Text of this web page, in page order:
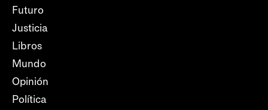
Futuro
Justicia
Libros
Mundo
Opinión
Política